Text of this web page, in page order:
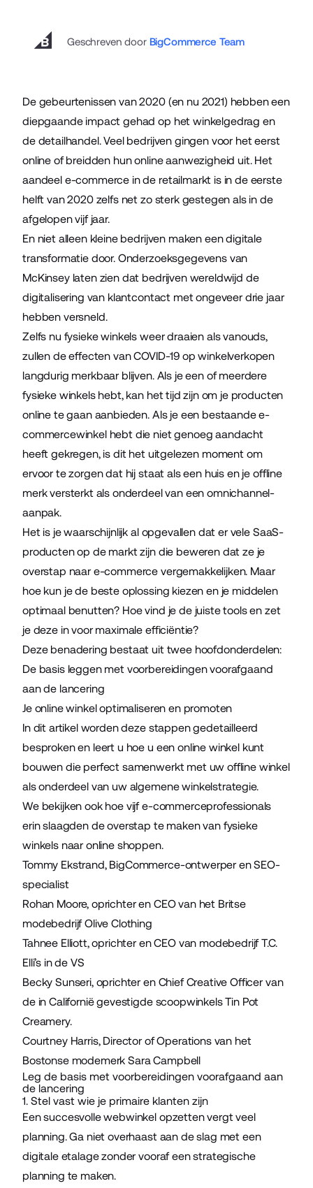
Geschreven door BigCommerce Team
De gebeurtenissen van 2020 (en nu 2021) hebben een
diepgaande impact gehad op het winkelgedrag en
de detailhandel. Veel bedrijven gingen voor het eerst
online of breidden hun online aanwezigheid uit. Het
aandeel e-commerce in de retailmarkt is in de eerste
helft van 2020 zelfs net zo sterk gestegen als in de
afgelopen vijf jaar.
En niet alleen kleine bedrijven maken een digitale
transformatie door. Onderzoeksgegevens van
McKinseylaten zien dat bedrijven wereldwijd de
digitalisering van klantcontact met ongeveer drie jaar
hebben versneld.
Zelfs nu fysieke winkels weer draaien als vanouds,
zullen de effecten van COVID-19 op winkelverkopen
langdurig merkbaar blijven. Als je een of meerdere
fysieke winkels hebt, kan het tijd zijn om je producten
online te gaan aanbieden. Als je een bestaandee-
commercewinkel hebt die niet genoeg aandacht
heeft gekregen, is dit het uitgelezen moment om
ervoor te zorgen dat hij staat als een huis en je offline
merk versterkt als onderdeel van een omnichannel-
aanpak.
Het is je waarschijnlijk al opgevallen dat er vele SaaS-
producten op de markt zijn die beweren dat ze je
overstap naar e-commerce vergemakkelijken. Maar
hoe kun je de beste oplossing kiezen en je middelen
optimaal benutten? Hoe vind je de juiste tools en zet
je deze in voor maximale efficiëntie?
Deze benadering bestaat uit twee hoofdonderdelen:
De basis leggen met voorbereidingen voorafgaand
aan de lancering
Je online winkel optimaliseren en promoten
In dit artikel worden deze stappen gedetailleerd
besproken en leert u hoe u een online winkel kunt
bouwen die perfect samenwerkt met uw offline winkel
als onderdeel van uw algemene winkelstrategie.
We bekijken ook hoe vijf e-commerceprofessionals
erin slaagden de overstap te maken van fysieke
winkels naar online shoppen.
Tommy Ekstrand, BigCommerce-ontwerper en SEO-
specialist
Rohan Moore, oprichter en CEO van het Britse
modebedrijfOlive Clothing
Tahnee Elliott, oprichter en CEO van modebedrijf T.C.
Elli’s in de VS
Becky Sunseri, oprichter en Chief Creative Officer van
de in Californië gevestigde scoopwinkelsTin Pot
Creamery.
Courtney Harris, Director of Operations van het
Bostonse modemerkSara Campbell
Leg de basis met voorbereidingen voorafgaand aan
de lancering
1. Stel vast wie je primaire klanten zijn
Een succesvolle webwinkel opzetten vergt veel
planning. Ga niet overhaast aan de slag met een
digitale etalage zonder vooraf een strategische
planning te maken.